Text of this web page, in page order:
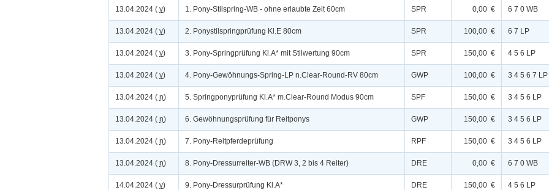
13.04.2024 ( v) 1. Pony-Stilspring-WB - ohne erlaubte Zeit 60cm SPR 0,00 € 6 7 0 WB
13.04.2024 ( v) 2. Ponystilspringprüfung Kl.E 80cm SPR 100,00 € 6 7 LP
13.04.2024 ( v) 3. Pony-Springprüfung Kl.A* mit Stilwertung 90cm SPR 150,00 € 4 5 6 LP
13.04.2024 ( v) 4. Pony-Gewöhnungs-Spring-LP n.Clear-Round-RV 80cm GWP 100,00 € 3 4 5 6 7 LP
13.04.2024 ( n) 5. Springponyprüfung Kl.A* m.Clear-Round Modus 90cm SPF 150,00 € 3 4 5 6 LP
13.04.2024 ( n) 6. Gewöhnungsprüfung für Reitponys GWP 150,00 € 3 4 5 6 LP
13.04.2024 ( n) 7. Pony-Reitpferdeprüfung RPF 150,00 € 3 4 5 6 LP
13.04.2024 ( n) 8. Pony-Dressurreiter-WB (DRW 3, 2 bis 4 Reiter) DRE 0,00 € 6 7 0 WB
14.04.2024 ( v) 9. Pony-Dressurprüfung Kl.A* DRE 150,00 € 4 5 6 LP